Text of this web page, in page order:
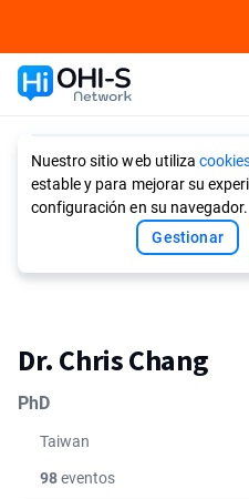
Nuestro sitio web utiliza
estable y para mejorar su
configuración en su navegador.
Gestionar
Dr. Chris Chang
PhD
Taiwan
98eventos